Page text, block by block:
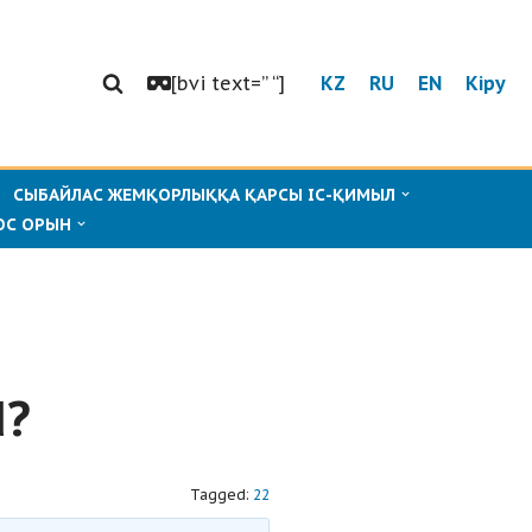
[bvi text=” “] KZ RU EN Кіру
СЫБАЙЛАС ЖЕМҚОРЛЫҚҚА ҚАРСЫ ІС-ҚИМЫЛ
ОРЫН
Tagged: 22